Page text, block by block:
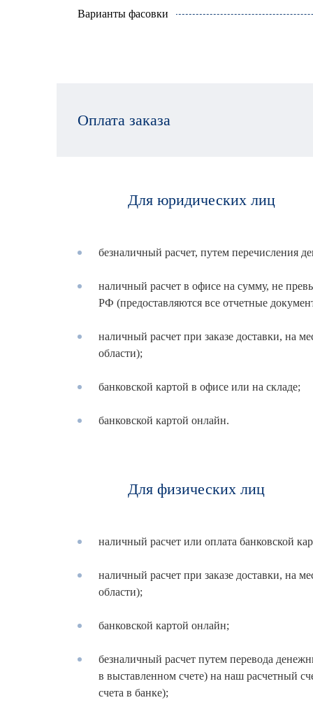
Варианты фасовки
Оплата заказа
Для юридических лиц
безналичный расчет, путем перечисления
наличный расчет в офисе на сумму, не
РФ (предоставляются все отчетные
наличный расчет при заказе доставки, на
области);
банковской картой в офисе или на складе;
банковской картой онлайн.
Для физических лиц
наличный расчет или оплата банковской
наличный расчет при заказе доставки, на
области);
банковской картой онлайн;
безналичный расчет путем перевода
в выставленном счете) на наш расчетный
счета в банке);